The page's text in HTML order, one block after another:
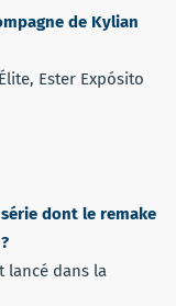
de Kylian
Ester Expósito
dont le remake
lancé dans la